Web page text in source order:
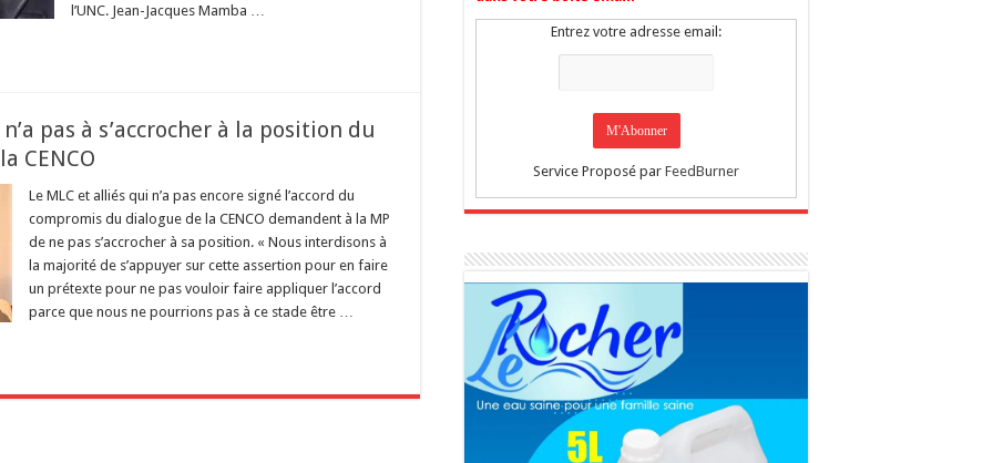
l’UNC. Jean-Jacques Mamba …
pas à s’accrocher à la position du
CENCO
Le MLC et alliés qui n’a pas encore signé l’accord du
compromis du dialogue de la CENCO demandent à la MP
de ne pas s’accrocher à sa position. « Nous interdisons à
la majorité de s’appuyer sur cette assertion pour en faire
un prétexte pour ne pas vouloir faire appliquer l’accord
parce que nous ne pourrions pas à ce stade être …
Entrez votre adresse email:
Service Proposé par FeedBurner